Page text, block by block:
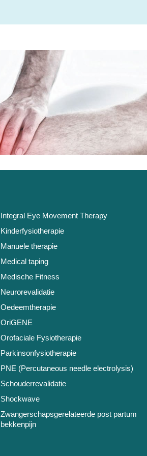
Integral Eye Movement Therapy
Kinderfysiotherapie
Manuele therapie
Medical taping
Medische Fitness
Neurorevalidatie
Oedeemtherapie
OriGENE
Orofaciale Fysiotherapie
Parkinsonfysiotherapie
PNE (Percutaneous needle electrolysis)
Schouderrevalidatie
Shockwave
Zwangerschapsgerelateerde post partum
bekkenpijn